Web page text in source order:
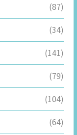
(87)
(34)
(141)
(79)
(104)
(64)